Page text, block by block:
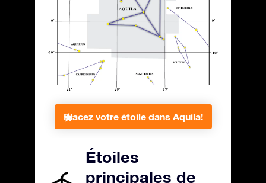
Placez votre étoile dans Aquila!
Étoiles
principales de